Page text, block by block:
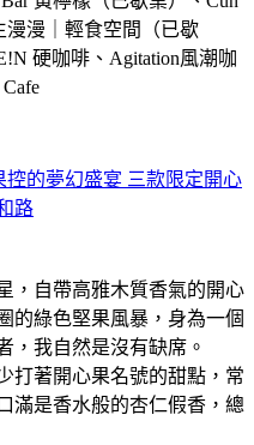
漫漫｜輕食空間（已歇
硬咖啡、Agitation風潮咖
的夢幻盛宴 三款限定開心
路
，自帶高雅木質香氣的開心
的綠色堅果風暴，身為一個
，我自然是沒有缺席。
打著開心果名號的甜點，常
滿是香水般的杏仁假香，總